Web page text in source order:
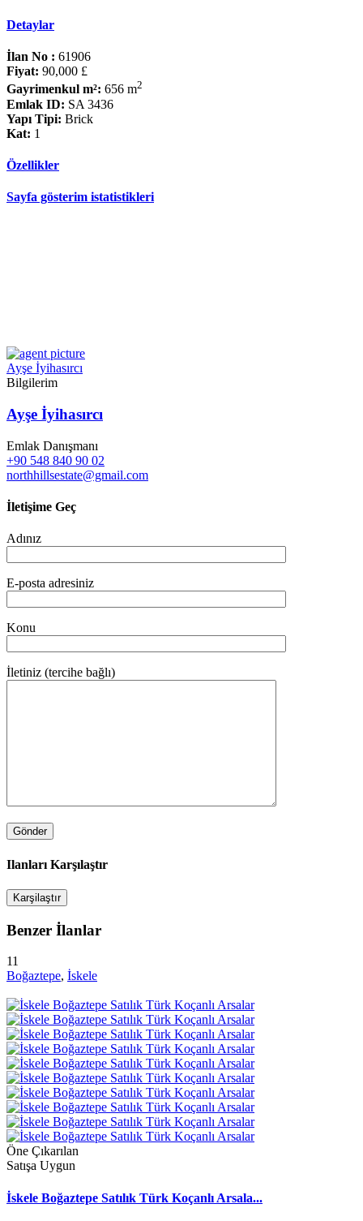
Detaylar
İlan No : 61906
Fiyat: 90,000 £
Gayrimenkul m²: 656 m2
Emlak ID: SA 3436
Yapı Tipi: Brick
Kat: 1
Özellikler
Sayfa gösterim istatistikleri
Ayşe İyihasırcı
Bilgilerim
Ayşe İyihasırcı
Emlak Danışmanı
+90 548 840 90 02
northhillsestate@gmail.com
İletişime Geç
Adınız
E-posta adresiniz
Konu
İletiniz (tercihe bağlı)
Ilanları Karşılaştır
Karşilaştır
Benzer İlanlar
11
Boğaztepe, İskele
Öne Çıkarılan
Satışa Uygun
İskele Boğaztepe Satılık Türk Koçanlı Arsala...